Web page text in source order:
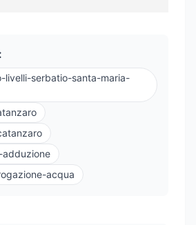
livelli-serbatio-santa-maria-
acqua